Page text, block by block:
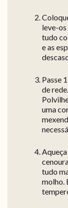
leve-
tudo
e as
Passe
de
uma
tudo
molho.